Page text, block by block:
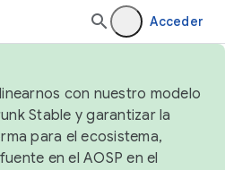
Acceder
con nuestro modelo
Stable y garantizar la
para el ecosistema,
en el AOSP en el